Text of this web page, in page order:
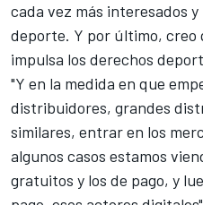
cada vez más interesados
deporte. Y por último, creo
impulsa los derechos
"Y en la medida en que
distribuidores, grandes
similares, entrar en los
algunos casos estamos
gratuitos y los de pago, y